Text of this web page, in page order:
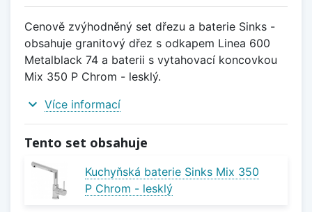
Cenově zvýhodněný set dřezu a baterie Sinks -
obsahuje granitový dřez s odkapem Linea 600
Metalblack 74 a baterii s vytahovací koncovkou
Mix 350 P Chrom - lesklý.
expand_more Více informací
Tento set obsahuje
Kuchyňská baterie Sinks Mix 350
P Chrom - lesklý